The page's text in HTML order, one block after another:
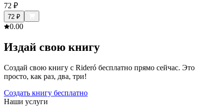
72 ₽
72 ₽
0.00
Издай свою книгу
Создай свою книгу с Rideró бесплатно прямо сейчас. Это
просто, как раз, два, три!
Создать книгу бесплатно
Наши услуги